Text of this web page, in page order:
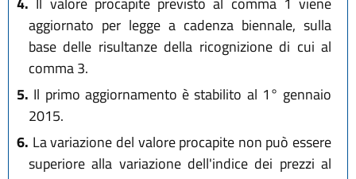
aggiornato per legge a cadenza biennale, sulla
base delle risultanze della ricognizione di cui al
comma 3.
5. Il primo aggiornamento è stabilito al 1° gennaio
2015.
6. La variazione del valore procapite non può essere
superiore alla variazione dell'indice dei prezzi al